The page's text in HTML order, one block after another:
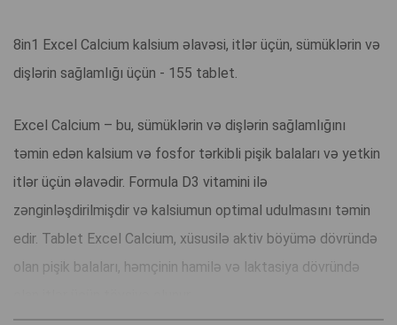
8in1 Excel Calcium kalsium əlavəsi, itlər üçün, sümüklərin və
dişlərin sağlamlığı üçün - 155 tablet.
Excel Calcium – bu, sümüklərin və dişlərin sağlamlığını
təmin edən kalsium və fosfor tərkibli pişik balaları və yetkin
itlər üçün əlavədir. Formula D3 vitamini ilə
zənginləşdirilmişdir və kalsiumun optimal udulmasını təmin
edir. Tablet Excel Calcium, xüsusilə aktiv böyümə dövründə
olan pişik balaları, həmçinin hamilə və laktasiya dövründə